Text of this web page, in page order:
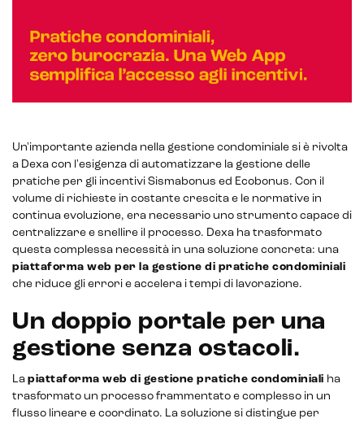
E-commerce solutions
Marketplace for selling
E-commerce management
Marketplace integration
Payment gateway integration
Customer service management
Un'importante azienda nella gestione condominiale si è rivolta
a Dexa con l'esigenza di automatizzare la gestione delle
pratiche per gli incentivi Sismabonus ed Ecobonus. Con il
volume di richieste in costante crescita e le normative in
continua evoluzione, era necessario uno strumento capace di
centralizzare e snellire il processo. Dexa ha trasformato
questa complessa necessità in una soluzione concreta: una
piattaforma web per la gestione di pratiche condominiali
che riduce gli errori e accelera i tempi di lavorazione.
Un doppio portale per una
gestione senza ostacoli.
La piattaforma web di gestione pratiche condominiali ha
trasformato un processo frammentato e complesso in un
flusso lineare e coordinato. La soluzione si distingue per